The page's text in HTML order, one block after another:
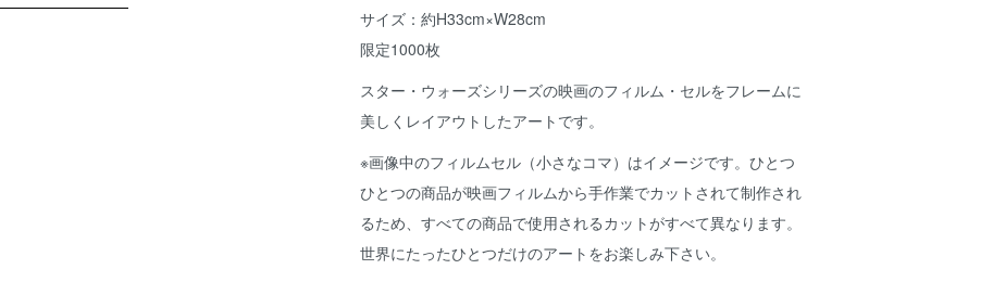
サイズ：約H33cm×W28cm
限定1000枚
スター・ウォーズシリーズの映画のフィルム・セルをフレームに
美しくレイアウトしたアートです。
※画像中のフィルムセル（小さなコマ）はイメージです。ひとつ
ひとつの商品が映画フィルムから手作業でカットされて制作され
るため、すべての商品で使用されるカットがすべて異なります。
世界にたったひとつだけのアートをお楽しみ下さい。